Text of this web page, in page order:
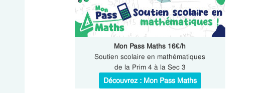
Mon Pass Maths 16€/h
Soutien scolaire en mathématiques
de la Prim 4 à la Sec 3
Découvrez : Mon Pass Maths